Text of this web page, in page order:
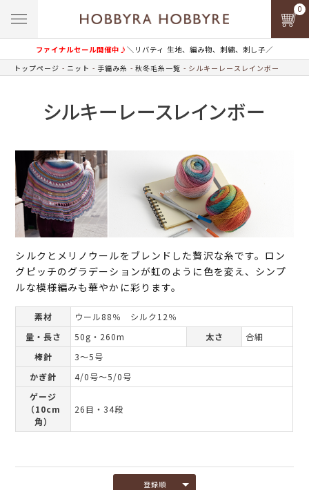
ファイナルセール開催中♪＼リバティ 生地、編み物、刺繍、刺し子／
0
トップページ ニット 手編み糸 秋冬毛糸一覧 シルキーレースレインボー
シルキーレースレインボー
シルクとメリノウールをブレンドした贅沢な糸です。ロン
グピッチのグラデーションが虹のように色を変え、シンプ
ルな模様編みも華やかに彩ります。
素材
ウール88％ シルク12％
量・長さ
50g・260m 太さ
合細
棒針
3～5号
かぎ針
4/0号～5/0号
ゲージ
（10cm
角）
26目・34段
登録順